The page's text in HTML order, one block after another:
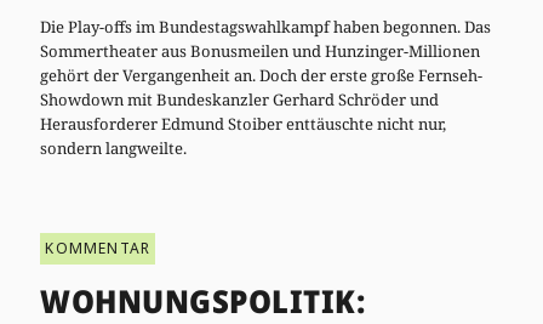
Die Play-offs im Bundestagswahlkampf haben begonnen. Das
Sommertheater aus Bonusmeilen und Hunzinger-Millionen
gehört der Vergangenheit an. Doch der erste große Fernseh-
Showdown mit Bundeskanzler Gerhard Schröder und
Herausforderer Edmund Stoiber enttäuschte nicht nur,
sondern langweilte.
KOMMENTAR
WOHNUNGSPOLITIK: